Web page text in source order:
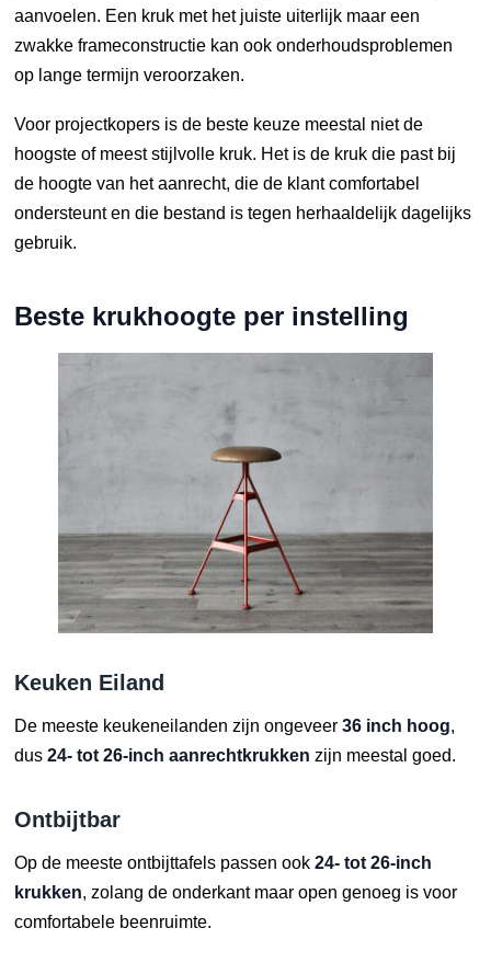
aanvoelen. Een kruk met het juiste uiterlijk maar een
zwakke frameconstructie kan ook onderhoudsproblemen
op lange termijn veroorzaken.
Voor projectkopers is de beste keuze meestal niet de
hoogste of meest stijlvolle kruk. Het is de kruk die past bij
de hoogte van het aanrecht, die de klant comfortabel
ondersteunt en die bestand is tegen herhaaldelijk dagelijks
gebruik.
Beste krukhoogte per instelling
Keuken Eiland
De meeste keukeneilanden zijn ongeveer36 inch hoog,
dus24- tot 26-inch aanrechtkrukken zijn meestal goed.
Ontbijtbar
Op de meeste ontbijttafels passen ook24- tot 26-inch
krukken, zolang de onderkant maar open genoeg is voor
comfortabele beenruimte.